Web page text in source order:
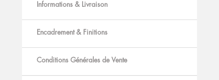
Informations & Livraison
Encadrement & Finitions
Conditions Générales de Vente